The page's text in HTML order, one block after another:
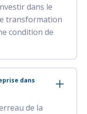
dans le
transformation
condition de
dans
de la